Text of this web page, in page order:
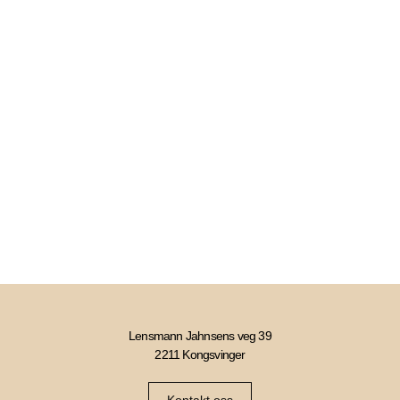
Lensmann Jahnsens veg 39
2211 Kongsvinger